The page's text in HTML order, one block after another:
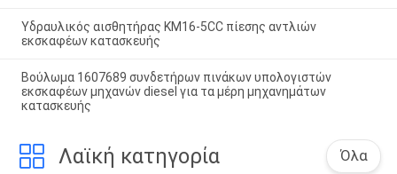
Υδραυλικός αισθητήρας KM16-5CC πίεσης αντλιών
εκσκαφέων κατασκευής
Βούλωμα 1607689 συνδετήρων πινάκων υπολογιστών
εκσκαφέων μηχανών diesel για τα μέρη μηχανημάτων
κατασκευής
Λαϊκή κατηγορία Όλα